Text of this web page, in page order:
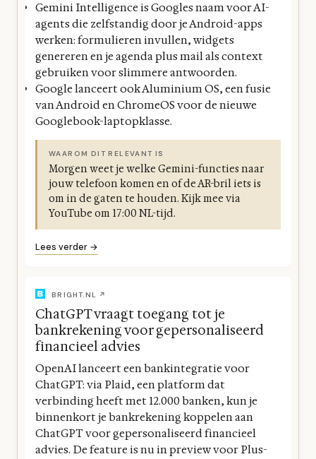
Gemini Intelligence is Googles naam voor AI-
agents die zelfstandig door je Android-apps
werken: formulieren invullen, widgets
genereren en je agenda plus mail als context
gebruiken voor slimmere antwoorden.
Google lanceert ook Aluminium OS, een fusie
van Android en ChromeOS voor de nieuwe
Googlebook-laptopklasse.
WAAROM DIT RELEVANT IS
Morgen weet je welke Gemini-functies naar
jouw telefoon komen en of de AR-bril iets is
om in de gaten te houden. Kijk mee via
YouTube om 17:00 NL-tijd.
Lees verder →
BRIGHT.NL ↗
ChatGPT vraagt toegang tot je
bankrekening voor gepersonaliseerd
financieel advies
OpenAI lanceert een bankintegratie voor
ChatGPT: via Plaid, een platform dat
verbinding heeft met 12.000 banken, kun je
binnenkort je bankrekening koppelen aan
ChatGPT voor gepersonaliseerd financieel
advies. De feature is nu in preview voor Plus-